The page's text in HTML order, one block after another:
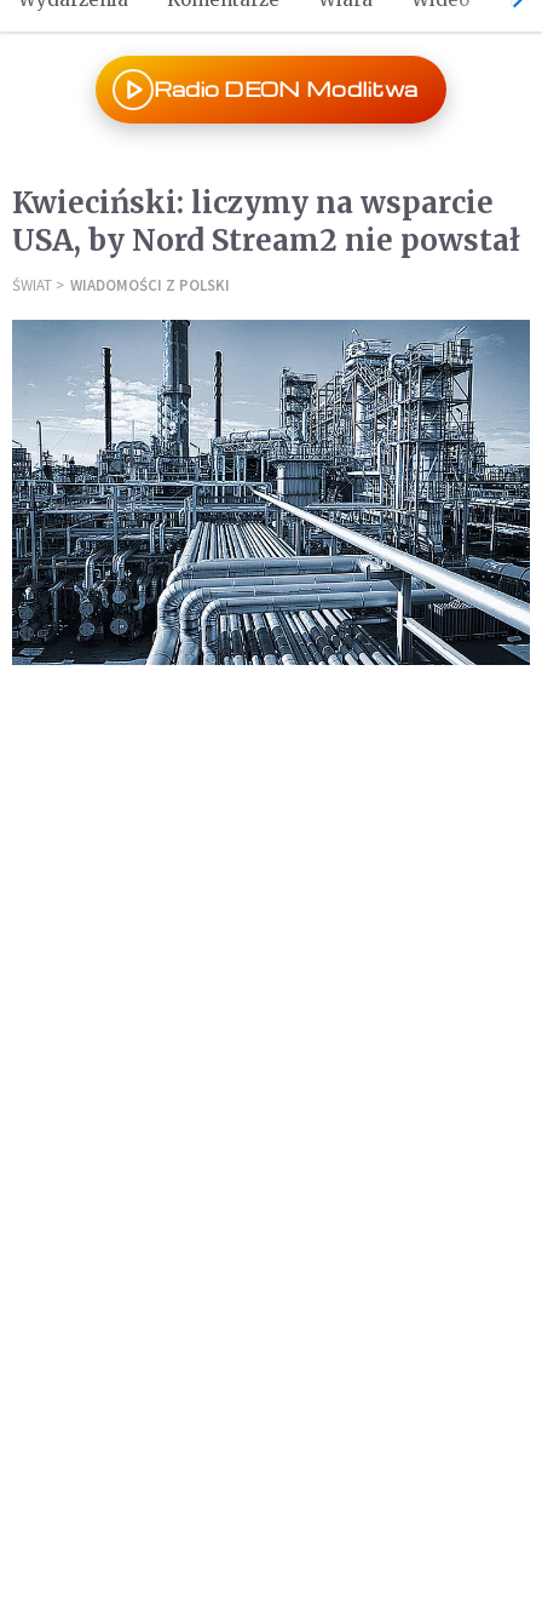
Radio DEON Modlitwa
Kwieciński: liczymy na wsparcie
USA, by Nord Stream2 nie powstał
ŚWIAT WIADOMOŚCI Z POLSKI